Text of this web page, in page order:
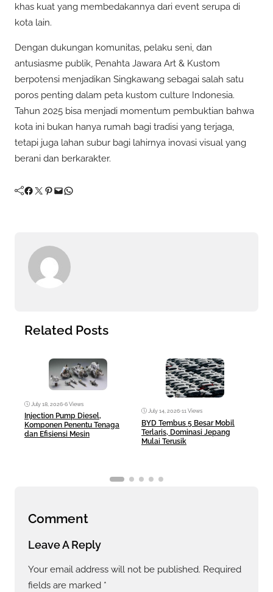
khas kuat yang membedakannya dari event serupa di
kota lain.
Dengan dukungan komunitas, pelaku seni, dan
antusiasme publik, Penahta Jawara Art & Kustom
berpotensi menjadikan Singkawang sebagai salah satu
poros penting dalam peta kustom culture Indonesia.
Tahun 2025 bisa menjadi momentum pembuktian bahwa
kota ini bukan hanya rumah bagi tradisi yang terjaga,
tetapi juga lahan subur bagi lahirnya inovasi visual yang
berani dan berkarakter.
Facebook Twitter Pinterest Mail WhatsApp
Related Posts
July 18, 2026•6 Views
Injection Pump Diesel,
Komponen Penentu Tenaga
dan Efisiensi Mesin
July 14, 2026•11 Views
BYD Tembus 5 Besar Mobil
Terlaris, Dominasi Jepang
Mulai Terusik
Comment
Leave A Reply
Your email address will not be published. Required
fields are marked *